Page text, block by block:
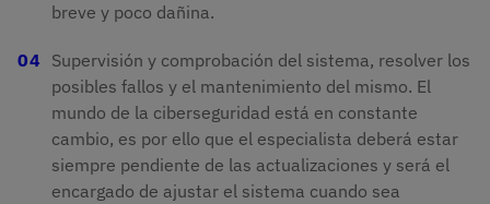
breve y poco dañina.
Supervisión y comprobación del sistema, resolver los
posibles fallos y el mantenimiento del mismo. El
mundo de la ciberseguridad está en constante
cambio, es por ello que el especialista deberá estar
siempre pendiente de las actualizaciones y será el
encargado de ajustar el sistema cuando sea